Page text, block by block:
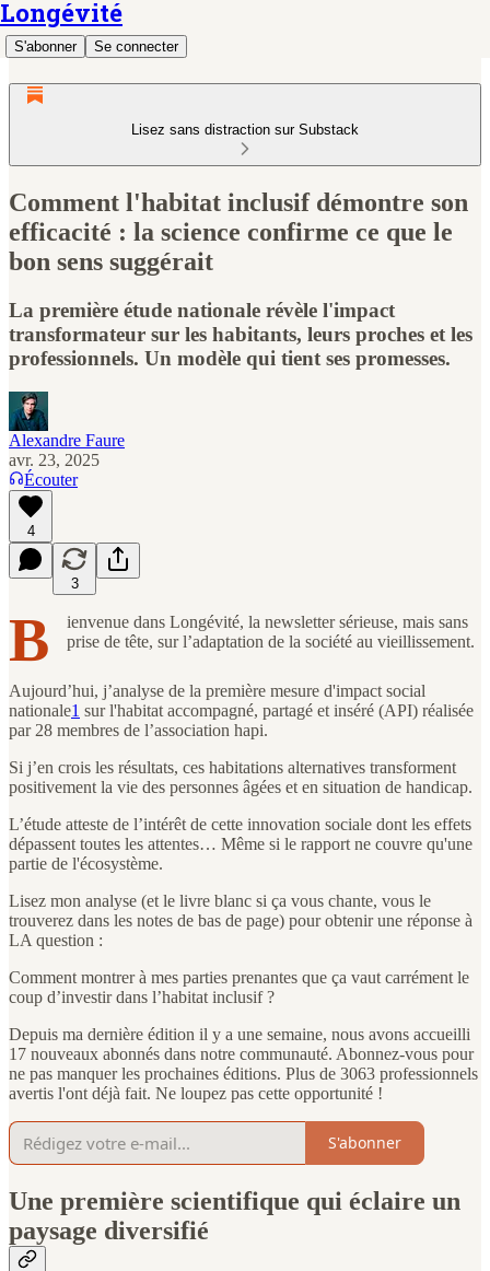
Longévité
S'abonner Se connecter
Lisez sans distraction sur Substack
Comment l'habitat inclusif démontre son
efficacité : la science confirme ce que le
bon sens suggérait
La première étude nationale révèle l'impact
transformateur sur les habitants, leurs proches et les
professionnels. Un modèle qui tient ses promesses.
Alexandre Faure
avr. 23, 2025
Écouter
4
3
B
ienvenue dans Longévité, la newsletter sérieuse, mais sans
prise de tête, sur l’adaptation de la société au vieillissement.
Aujourd’hui, j’analyse de la première mesure d'impact social
nationale1 sur l'habitat accompagné, partagé et inséré (API) réalisée
par 28 membres de l’association hapi.
Si j’en crois les résultats, ces habitations alternatives transforment
positivement la vie des personnes âgées et en situation de handicap.
L’étude atteste de l’intérêt de cette innovation sociale dont les effets
dépassent toutes les attentes… Même si le rapport ne couvre qu'une
partie de l'écosystème.
Lisez mon analyse (et le livre blanc si ça vous chante, vous le
trouverez dans les notes de bas de page) pour obtenir une réponse à
LA question :
Comment montrer à mes parties prenantes que ça vaut carrément le
coup d’investir dans l’habitat inclusif ?
Depuis ma dernière édition il y a une semaine, nous avons accueilli
17 nouveaux abonnés dans notre communauté. Abonnez-vous pour
ne pas manquer les prochaines éditions. Plus de 3063 professionnels
avertis l'ont déjà fait. Ne loupez pas cette opportunité !
S'abonner
Une première scientifique qui éclaire un
paysage diversifié